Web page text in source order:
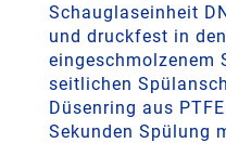
Schauglaseinheit
und druckfest in
eingeschmolzenem
seitlichen
Düsenring aus
Sekunden Spülung